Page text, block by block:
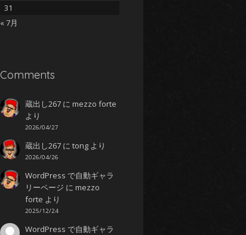
31
« 7月
Comments
蔵出し267 にmezzo forte
より
2026/04/27
蔵出し267 にtong より
2026/04/26
WordPress で自動ギャラ
リーページ にmezzo
forte より
2025/12/24
WordPress で自動ギャラ